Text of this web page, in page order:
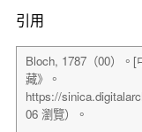
引用